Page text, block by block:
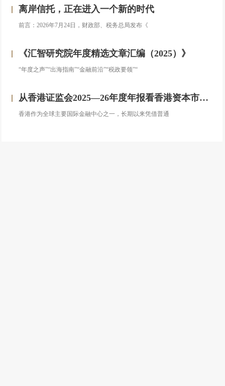
离岸信托，正在进入一个新的时代
前言：2026年7月24日，财政部、税务总局发布《
《汇智研究院年度精选文章汇编（2025）》
“年度之声”“出海指南”“金融前沿”“税政要领”“
从香港证监会2025—26年度年报看香港资本市场发展的新方向
香港作为全球主要国际金融中心之一，长期以来凭借普通